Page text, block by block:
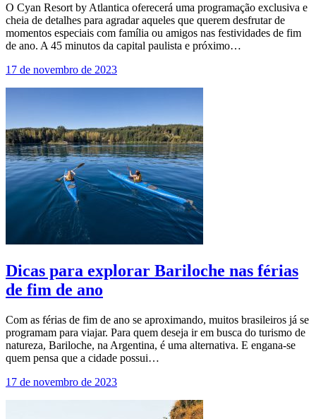
O Cyan Resort by Atlantica oferecerá uma programação exclusiva e
cheia de detalhes para agradar aqueles que querem desfrutar de
momentos especiais com família ou amigos nas festividades de fim
de ano. A 45 minutos da capital paulista e próximo…
17 de novembro de 2023
Dicas para explorar Bariloche nas férias
de fim de ano
Com as férias de fim de ano se aproximando, muitos brasileiros já se
programam para viajar. Para quem deseja ir em busca do turismo de
natureza, Bariloche, na Argentina, é uma alternativa. E engana-se
quem pensa que a cidade possui…
17 de novembro de 2023